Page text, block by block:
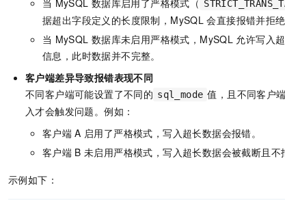
当 MySQL 数据库启用了严格模式（
据超出字段定义的长度限制，MySQL 会直接报错并拒绝
当 MySQL 数据库未启用严格模式，MySQL 允许写入
信息，此时数据并不完整。
客户端差异导致报错表现不同
不同客户端可能设置了不同的 sql_mode 值，且不同客户
入才会触发问题。例如：
客户端 A 启用了严格模式，写入超长数据会报错。
客户端 B 未启用严格模式，写入超长数据会被截断且不
示例如下：
大模型解决方案
快速部署 Dify，高效搭建 AI 应用
依托云原生高可用架构,实现Dify私有化部署
10 分钟在聊天系统中增加一个 AI 助手 即刻拥有 DeepSeek-R1 满血